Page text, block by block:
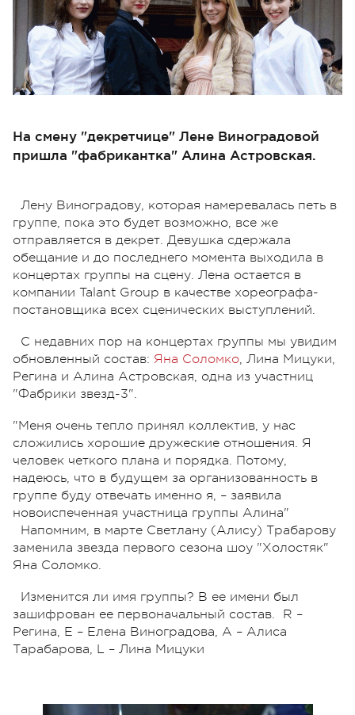
На смену "декретчице" Лене Виноградовой
пришла "фабрикантка" Алина Астровская.
Лену Виноградову, которая намеревалась петь в
группе, пока это будет возможно, все же
отправляется в декрет. Девушка сдержала
обещание и до последнего момента выходила в
концертах группы на сцену. Лена остается в
компании Talant Group в качестве хореографа-
постановщика всех сценических выступлений.
С недавних пор на концертах группы мы увидим
обновленный состав: Яна Соломко, Лина Мицуки,
Регина и Алина Астровская, одна из участниц
"Фабрики звезд-3".
"Меня очень тепло принял коллектив, у нас
сложились хорошие дружеские отношения. Я
человек четкого плана и порядка. Потому,
надеюсь, что в будущем за организованность в
группе буду отвечать именно я, – заявила
новоиспеченная участница группы Алина"
Напомним, в марте Светлану (Алису) Трабарову
заменила звезда первого сезона шоу "Холостяк"
Яна Соломко.
Изменится ли имя группы? В ее имени был
зашифрован ее первоначальный состав. R –
Регина, E – Елена Виноградова, A – Алиса
Тарабарова, L – Лина Мицуки